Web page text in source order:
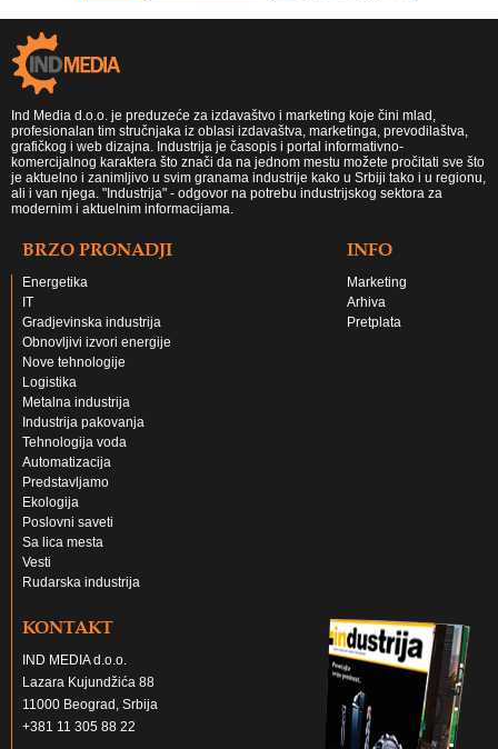
Ind Media d.o.o. je preduzeće za izdavaštvo i marketing koje čini mlad,
profesionalan tim stručnjaka iz oblasi izdavaštva, marketinga, prevodilaštva,
grafičkog i web dizajna. Industrija je časopis i portal informativno-
komercijalnog karaktera što znači da na jednom mestu možete pročitati sve što
je aktuelno i zanimljivo u svim granama industrije kako u Srbiji tako i u regionu,
ali i van njega. "Industrija" - odgovor na potrebu industrijskog sektora za
modernim i aktuelnim informacijama.
BRZO PRONADJI
Energetika
IT
Gradjevinska industrija
Obnovljivi izvori energije
Nove tehnologije
Logistika
Metalna industrija
Industrija pakovanja
Tehnologija voda
Automatizacija
Predstavljamo
Ekologija
Poslovni saveti
Sa lica mesta
Vesti
Rudarska industrija
INFO
Marketing
Arhiva
Pretplata
KONTAKT
IND MEDIA d.o.o.
Lazara Kujundžića 88
11000 Beograd, Srbija
+381 11 305 88 22